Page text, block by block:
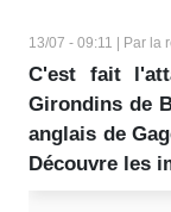
13/07 - 09:11 | Par la
C'est fait
Girondins de
anglais de
Découvre les